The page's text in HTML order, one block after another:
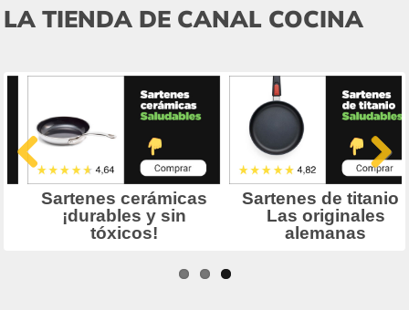
LA TIENDA DE CANAL COCINA